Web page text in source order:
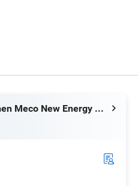
Shenzhen Meco New Energy Co., Ltd